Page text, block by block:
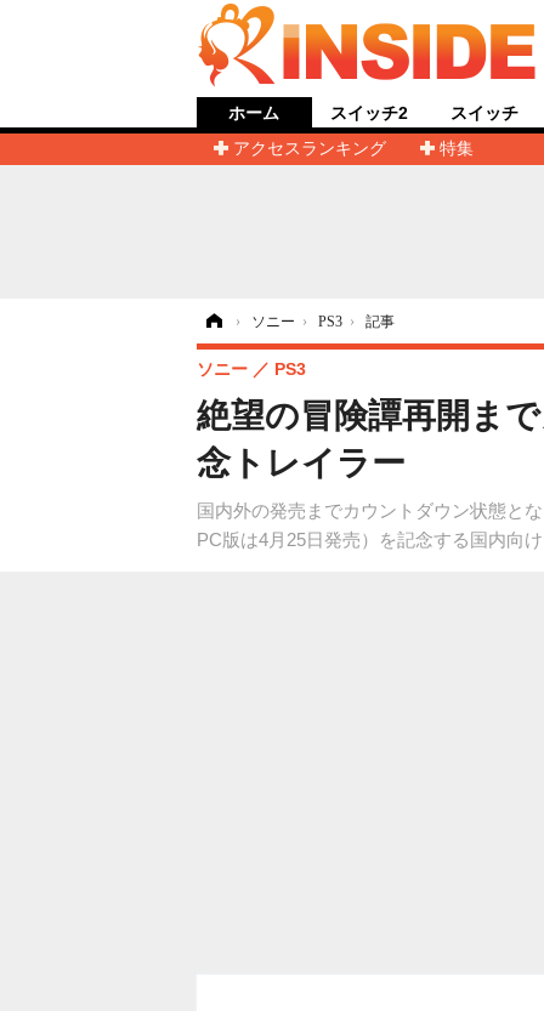
ホーム
アクセスランキング
特集
スイッチ2 スイッチ
› ソニー › PS3 › 記事
絶望の冒険譚再開ま
念トレイラー
国内外の発売までカウントダウン状態と
PC版は4月25日発売）を記念する国内向
ソニー PS3